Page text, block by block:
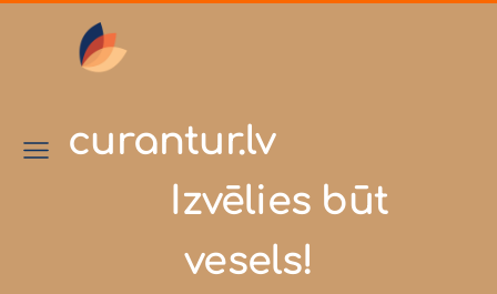
curantur.lv
Izvēlies būt
vesels!